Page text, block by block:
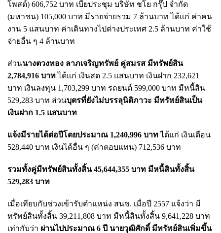
โพสต์) 606,752 บาท เบี้ยประชุม บริษัท ชโย กรุ๊ป จำกัด
(มหาชน) 105,000 บาท มีรายจ่ายรวม 7 ล้านบาท ได้แก่ ค่าคน
งาน 5 แสนบาท ค่าเดินทางไปต่างประเทศ 2.5 ล้านบาท ค่าใช้
จ่ายอื่น ๆ 4 ล้านบาท
ส่วนนางตวงทอง ลาภเจริญทรัพย์ คู่สมรส มีทรัพย์สิน
2,784,916 บาทได้แก่ เงินสด 2.5 แสนบาท เงินฝาก 232,621
บาท เงินลงทุน 1,703,299 บาท รถยนต์ 599,000 บาท มีหนี้สิน
529,283 บาท ส่วนบุตรที่ยังไม่บรรลุนิติภาวะ มีทรัพย์สินเป็น
เงินฝาก 1.5 แสนบาท
แจ้งมีรายได้ต่อปีโดยประมาณ 1,240,996 บาทได้แก่ เงินเดือน
528,440 บาท เงินได้อื่น ๆ (ค่าตอบแทน) 712,536 บาท
รวมทั้งคู่มีทรัพย์สินทั้งสิ้น 45,644,355 บาท มีหนี้สินทั้งสิ้น
529,283 บาท
เมื่อเทียบกับช่วงเข้ารับตำแหน่ง สนช. เมื่อปี 2557 แจ้งว่า มี
ทรัพย์สินทั้งสิ้น 39,211,808 บาท มีหนี้สินทั้งสิ้น 9,641,228 บาท
เท่ากับว่า ผ่านไปประมาณ 6 ปี นายวุฒิศักดิ์ มีทรัพย์สินเพิ่มขึ้น